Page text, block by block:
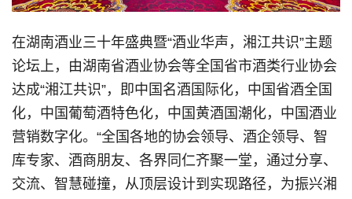
在湖南酒业三十年盛典暨“酒业华声，湘江共识”主题
论坛上，由湖南省酒业协会等全国省市酒类行业协会
达成“湘江共识”，即中国名酒国际化，中国省酒全国
化，中国葡萄酒特色化，中国黄酒国潮化，中国酒业
营销数字化。“全国各地的协会领导、酒企领导、智
库专家、酒商朋友、各界同仁齐聚一堂，通过分享、
交流、智慧碰撞，从顶层设计到实现路径，为振兴湘